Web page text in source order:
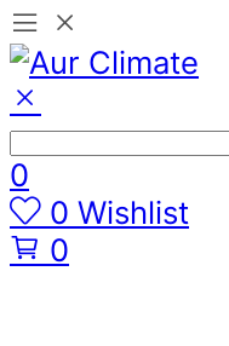
0
0 Wishlist
0